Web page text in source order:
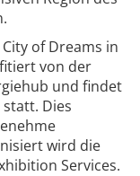
of Dreams in
von der
und findet
Dies
wird die
Services.